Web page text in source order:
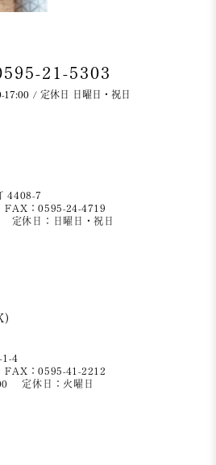
21-5303
17:00 / 定休日 日曜日・祝日
4408-7
FAX：0595-24-4719
定休日：日曜日・祝日
1-4
FAX：0595-41-2212
定休日：火曜日